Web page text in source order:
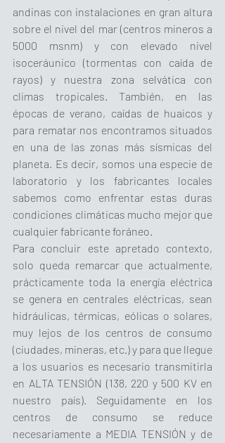
andinas con instalaciones en gran altura
sobre el nivel del mar (centros mineros a
5000 msnm) y con elevado nivel
isoceráunico (tormentas con caída de
rayos) y nuestra zona selvática con
climas tropicales. También, en las
épocas de verano, caídas de huaicos y
para rematar nos encontramos situados
en una de las zonas más sísmicas del
planeta. Es decir, somos una especie de
laboratorio y los fabricantes locales
sabemos como enfrentar estas duras
condiciones climáticas mucho mejor que
cualquier fabricante foráneo.
Para concluir este apretado contexto,
solo queda remarcar que actualmente,
prácticamente toda la energía eléctrica
se genera en centrales eléctricas, sean
hidráulicas, térmicas, eólicas o solares,
muy lejos de los centros de consumo
(ciudades, mineras, etc.) y para que llegue
a los usuarios es necesario transmitirla
en ALTA TENSIÓN (138, 220 y 500 KV en
nuestro país). Seguidamente en los
centros de consumo se reduce
necesariamente a MEDIA TENSIÓN y de